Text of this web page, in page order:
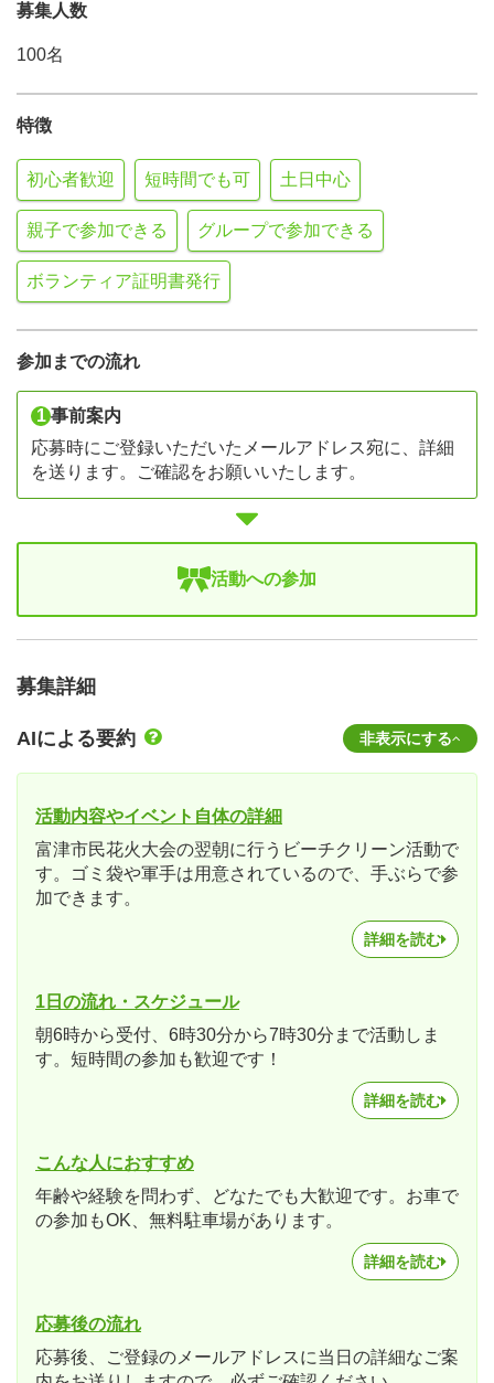
募集人数
100名
特徴
初心者歓迎 短時間でも可 土日中心
親子で参加できる グループで参加できる
ボランティア証明書発行
参加までの流れ
1 事前案内
応募時にご登録いただいたメールアドレス宛に、詳細
を送ります。ご確認をお願いいたします。
活動への参加
募集詳細
AIによる要約 非表示にする
活動内容やイベント自体の詳細
富津市民花火大会の翌朝に行うビーチクリーン活動で
す。ゴミ袋や軍手は用意されているので、手ぶらで参
加できます。
詳細を読む
1日の流れ・スケジュール
朝6時から受付、6時30分から7時30分まで活動しま
す。短時間の参加も歓迎です！
詳細を読む
こんな人におすすめ
年齢や経験を問わず、どなたでも大歓迎です。お車で
の参加もOK、無料駐車場があります。
詳細を読む
応募後の流れ
応募後、ご登録のメールアドレスに当日の詳細なご案